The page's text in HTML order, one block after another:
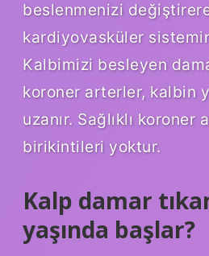
beslenmenizi
kardiyovasküler
Kalbimizi besleyen
koroner arterler, kalbin
uzanır. Sağlıklı
birikintileri yoktur.
Kalp damar
yaşında başlar?